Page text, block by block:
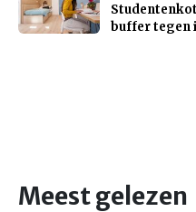
buffer tegen
Meest gelezen